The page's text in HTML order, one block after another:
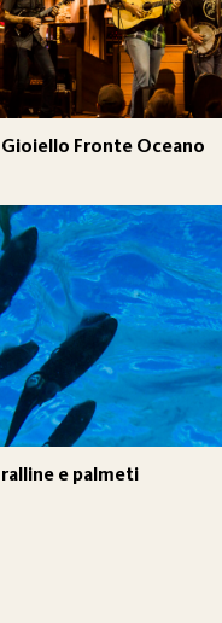
Fronte Oceano
e palmeti